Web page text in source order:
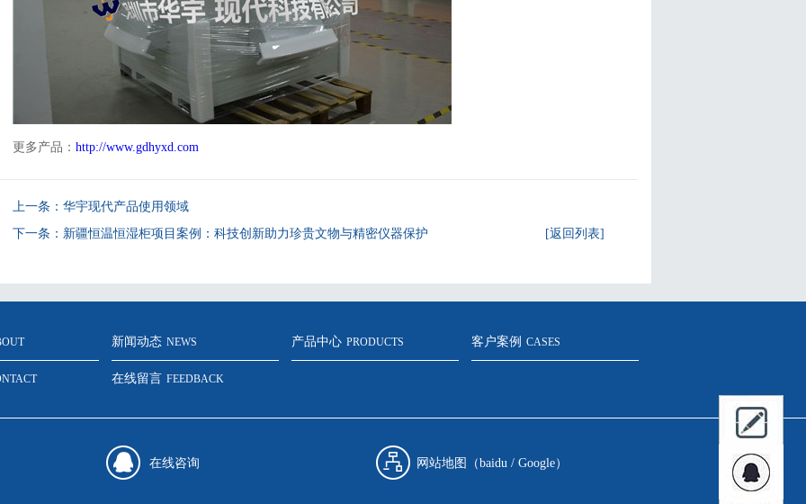
更多产品： http://www.gdhyxd.com
上一条： 华宇现代产品使用领域
下一条： 新疆恒温恒湿柜项目案例：科技创新助力珍贵文物与精密仪器保护 [返回列表]
新闻动态 NEWS 产品中心 PRODUCTS 客户案例 CASES
在线留言 FEEDBACK
在线咨询 网站地图（baidu / Google）